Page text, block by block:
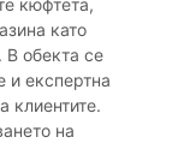
кюфтета,
като
В обекта се
и експертна
клиентите.
на